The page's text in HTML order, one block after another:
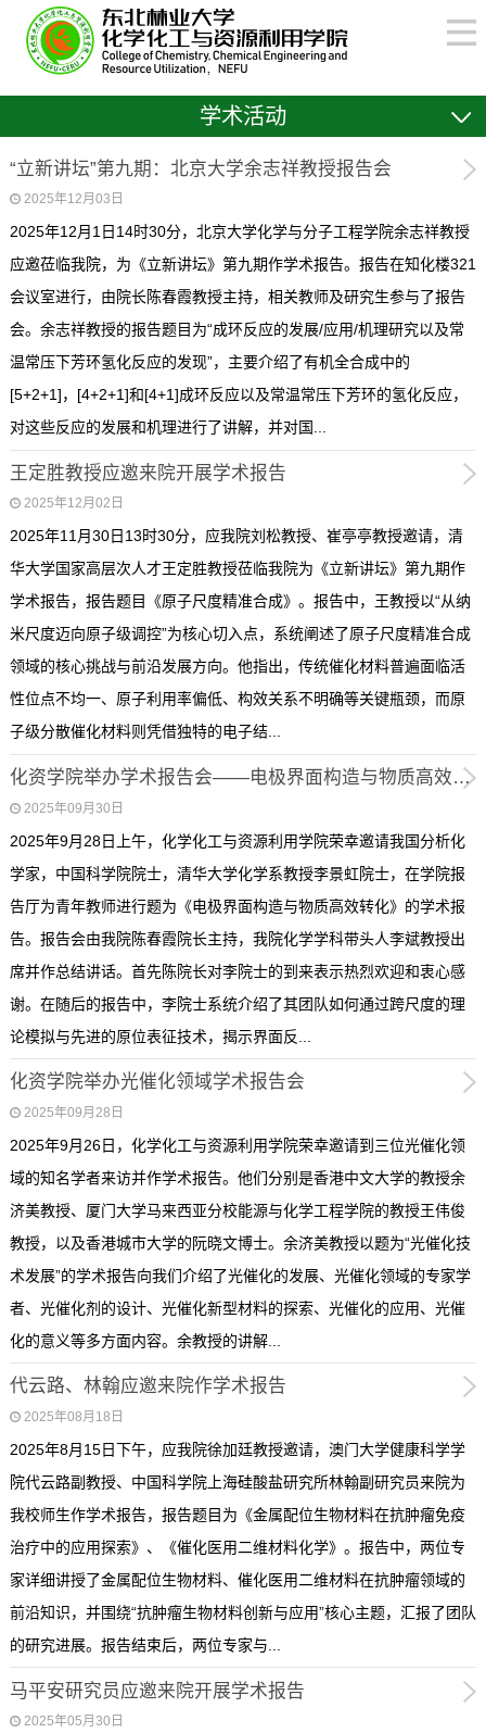
学术活动
“立新讲坛”第九期：北京大学余志祥教授报告会
2025年12月03日
2025年12月1日14时30分，北京大学化学与分子工程学院余志祥教授
应邀莅临我院，为《立新讲坛》第九期作学术报告。报告在知化楼321
会议室进行，由院长陈春霞教授主持，相关教师及研究生参与了报告
会。余志祥教授的报告题目为“成环反应的发展/应用/机理研究以及常
温常压下芳环氢化反应的发现”，主要介绍了有机全合成中的
[5+2+1]，[4+2+1]和[4+1]成环反应以及常温常压下芳环的氢化反应，
对这些反应的发展和机理进行了讲解，并对国...
王定胜教授应邀来院开展学术报告
2025年12月02日
2025年11月30日13时30分，应我院刘松教授、崔亭亭教授邀请，清
华大学国家高层次人才王定胜教授莅临我院为《立新讲坛》第九期作
学术报告，报告题目《原子尺度精准合成》。报告中，王教授以“从纳
米尺度迈向原子级调控”为核心切入点，系统阐述了原子尺度精准合成
领域的核心挑战与前沿发展方向。他指出，传统催化材料普遍面临活
性位点不均一、原子利用率偏低、构效关系不明确等关键瓶颈，而原
子级分散催化材料则凭借独特的电子结...
化资学院举办学术报告会——电极界面构造与物质高效转化
2025年09月30日
2025年9月28日上午，化学化工与资源利用学院荣幸邀请我国分析化
学家，中国科学院院士，清华大学化学系教授李景虹院士，在学院报
告厅为青年教师进行题为《电极界面构造与物质高效转化》的学术报
告。报告会由我院陈春霞院长主持，我院化学学科带头人李斌教授出
席并作总结讲话。首先陈院长对李院士的到来表示热烈欢迎和衷心感
谢。在随后的报告中，李院士系统介绍了其团队如何通过跨尺度的理
论模拟与先进的原位表征技术，揭示界面反...
化资学院举办光催化领域学术报告会
2025年09月28日
2025年9月26日，化学化工与资源利用学院荣幸邀请到三位光催化领
域的知名学者来访并作学术报告。他们分别是香港中文大学的教授余
济美教授、厦门大学马来西亚分校能源与化学工程学院的教授王伟俊
教授，以及香港城市大学的阮晓文博士。余济美教授以题为“光催化技
术发展”的学术报告向我们介绍了光催化的发展、光催化领域的专家学
者、光催化剂的设计、光催化新型材料的探索、光催化的应用、光催
化的意义等多方面内容。余教授的讲解...
代云路、林翰应邀来院作学术报告
2025年08月18日
2025年8月15日下午，应我院徐加廷教授邀请，澳门大学健康科学学
院代云路副教授、中国科学院上海硅酸盐研究所林翰副研究员来院为
我校师生作学术报告，报告题目为《金属配位生物材料在抗肿瘤免疫
治疗中的应用探索》、《催化医用二维材料化学》。报告中，两位专
家详细讲授了金属配位生物材料、催化医用二维材料在抗肿瘤领域的
前沿知识，并围绕“抗肿瘤生物材料创新与应用”核心主题，汇报了团队
的研究进展。报告结束后，两位专家与...
马平安研究员应邀来院开展学术报告
2025年05月30日